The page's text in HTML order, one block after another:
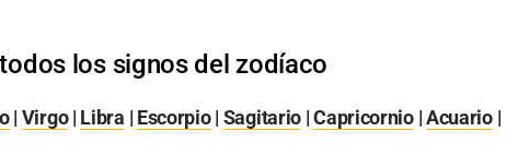
los signos del zodíaco
| Virgo| Libra | Escorpio| Sagitario |Capricornio|Acuario|